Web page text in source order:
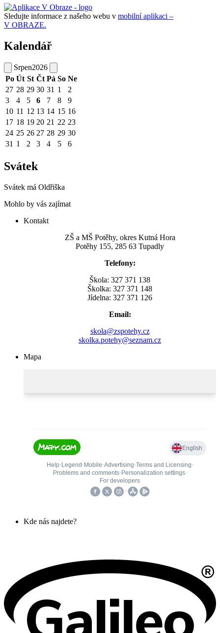
Sledujte informace z našeho webu v mobilní aplikaci –
V OBRAZE.
Kalendář
Srpen2026
Po Út St Čt Pá So Ne
27 28 29 30 31 1
2
3
4 5 6 7 8
9
10 11 12 13 14 15 16
17 18 19 20 21 22 23
24 25 26 27 28 29 30
31 1 2 3 4 5 6
Svátek
Svátek má Oldřiška
Mohlo by vás zajímat
Kontakt
ZŠ a MŠ Potěhy, okres Kutná Hora
Potěhy 155, 285 63 Tupadly
Telefony:
Škola: 327 371 138
Školka: 327 371 148
Jídelna: 327 371 126
Email:
skola@zspotehy.cz
skolka.potehy@seznam.cz
Mapa
Kde nás najdete?